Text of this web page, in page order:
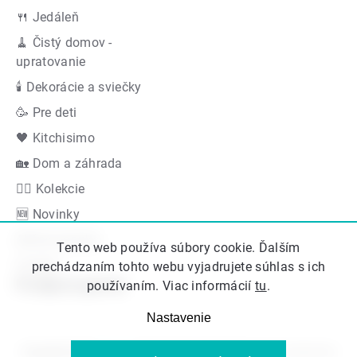
Tento web používa súbory cookie. Ďalším
prechádzaním tohto webu vyjadrujete súhlas s ich
používaním. Viac informácií tu.
Nastavenie
🍴 Jedáleň
🧹 Čistý domov -
upratovanie
🕯 Dekorácie a sviečky
🥳 Pre deti
🖤 Kitchisimo
🏡 Dom a záhrada
👍🏻 Kolekcie
🆕 Novinky
Akčná ponuka
Značky
Podporujeme